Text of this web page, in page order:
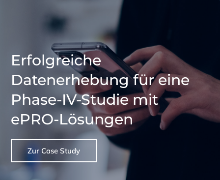
Erfolgreiche
Datenerhebung für eine
Phase-IV-Studie mit
ePRO-Lösungen
Zur Case Study